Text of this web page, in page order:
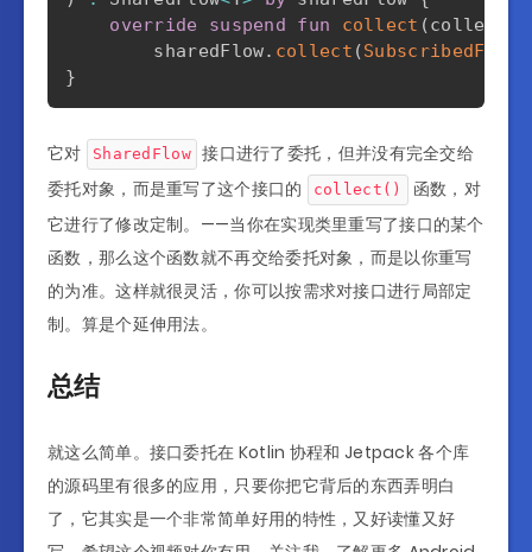
override
val beforeContentPadding
override
suspend fun collect (collector
        sharedFlow
. collect (
}
它对 SharedFlow
接口进行了委托，但并没有完全交给
委托对象，而是重写了这个接口的
collect()
函数，对
它进行了修改定制。——当你在实现类里重写了接口的某个
函数，那么这个函数就不再交给委托对象，而是以你重写
的为准。这样就很灵活，你可以按需求对接口进行局部定
制。算是个延伸用法。
总结
就这么简单。接口委托在 Kotlin 协程和 Jetpack 各个库
的源码里有很多的应用，只要你把它背后的东西弄明白
了，它其实是一个非常简单好用的特性，又好读懂又好